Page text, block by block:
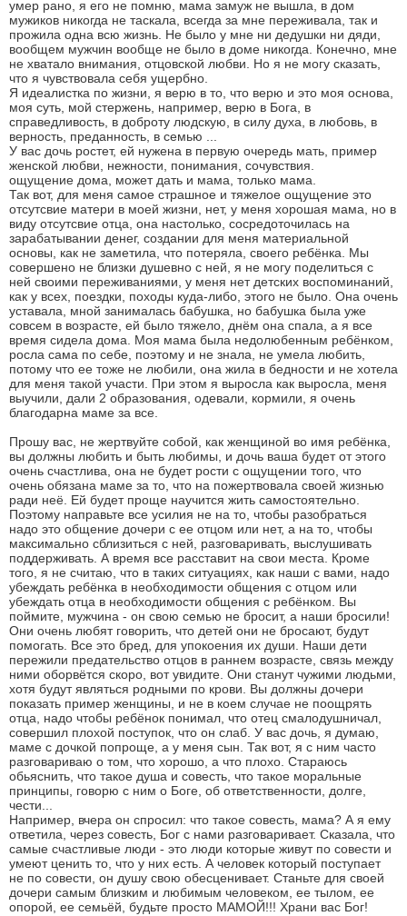
умер рано, я его не помню, мама замуж не вышла, в дом
мужиков никогда не таскала, всегда за мне переживала, так и
прожила одна всю жизнь. Не было у мне ни дедушки ни дяди,
вообщем мужчин вообще не было в доме никогда. Конечно, мне
не хватало внимания, отцовской любви. Но я не могу сказать,
что я чувствовала себя ущербно.
Я идеалистка по жизни, я верю в то, что верю и это моя основа,
моя суть, мой стержень, например, верю в Бога, в
справедливость, в доброту людскую, в силу духа, в любовь, в
верность, преданность, в семью ...
У вас дочь ростет, ей нужена в первую очередь мать, пример
женской любви, нежности, понимания, сочувствия.
ощущение дома, может дать и мама, только мама.
Так вот, для меня самое страшное и тяжелое ощущение это
отсутсвие матери в моей жизни, нет, у меня хорошая мама, но в
виду отсутсвие отца, она настолько, сосредоточилась на
зарабатывании денег, создании для меня материальной
основы, как не заметила, что потеряла, своего ребёнка. Мы
совершено не близки душевно с ней, я не могу поделиться с
ней своими переживаниями, у меня нет детских воспоминаний,
как у всех, поездки, походы куда-либо, этого не было. Она очень
уставала, мной занималась бабушка, но бабушка была уже
совсем в возрасте, ей было тяжело, днём она спала, а я все
время сидела дома. Моя мама была недолюбенным ребёнком,
росла сама по себе, поэтому и не знала, не умела любить,
потому что ее тоже не любили, она жила в бедности и не хотела
для меня такой участи. При этом я выросла как выросла, меня
выучили, дали 2 образования, одевали, кормили, я очень
благодарна маме за все.
Прошу вас, не жертвуйте собой, как женщиной во имя ребёнка,
вы должны любить и быть любимы, и дочь ваша будет от этого
очень счастлива, она не будет рости с ощущении того, что
очень обязана маме за то, что на пожертвовала своей жизнью
ради неё. Ей будет проще научится жить самостоятельно.
Поэтому направьте все усилия не на то, чтобы разобраться
надо это общение дочери с ее отцом или нет, а на то, чтобы
максимально сблизиться с ней, разговаривать, выслушивать
поддерживать. А время все расставит на свои места. Кроме
того, я не считаю, что в таких ситуациях, как наши с вами, надо
убеждать ребёнка в необходимости общения с отцом или
убеждать отца в необходимости общения с ребёнком. Вы
поймите, мужчина - он свою семью не бросит, а наши бросили!
Они очень любят говорить, что детей они не бросают, будут
помогать. Все это бред, для упокоения их души. Наши дети
пережили предательство отцов в раннем возрасте, связь между
ними оборвётся скоро, вот увидите. Они станут чужими людьми,
хотя будут являться родными по крови. Вы должны дочери
показать пример женщины, и не в коем случае не поощрять
отца, надо чтобы ребёнок понимал, что отец смалодушничал,
совершил плохой поступок, что он слаб. У вас дочь, я думаю,
маме с дочкой попроще, а у меня сын. Так вот, я с ним часто
разговариваю о том, что хорошо, а что плохо. Стараюсь
обьяснить, что такое душа и совесть, что такое моральные
принципы, говорю с ним о Боге, об ответственности, долге,
чести...
Например, вчера он спросил: что такое совесть, мама? А я ему
ответила, через совесть, Бог с нами разговаривает. Сказала, что
самые счастливые люди - это люди которые живут по совести и
умеют ценить то, что у них есть. А человек который поступает
не по совести, он душу свою обесценивает. Станьте для своей
дочери самым близким и любимым человеком, ее тылом, ее
опорой, ее семьёй, будьте просто МАМОЙ!!! Храни вас Бог!